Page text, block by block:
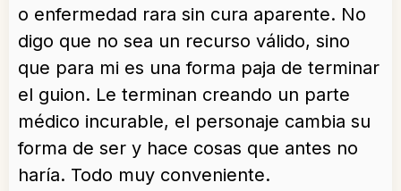
o enfermedad rara sin cura aparente. No
digo que no sea un recurso válido, sino
que para mi es una forma paja de terminar
el guion. Le terminan creando un parte
médico incurable, el personaje cambia su
forma de ser y hace cosas que antes no
haría. Todo muy conveniente.